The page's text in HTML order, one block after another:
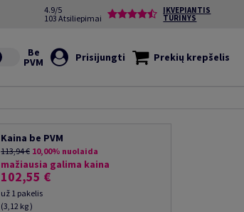
4.9/5
103 Atsiliepimai
ĮKVEPIANTIS
TURINYS
Prisijungti Prekių krepšelis
Kaina be PVM
113,94 € 10,00% nuolaida
mažiausia galima kaina
102,55 €
už 1 pakelis
(3,12 kg )